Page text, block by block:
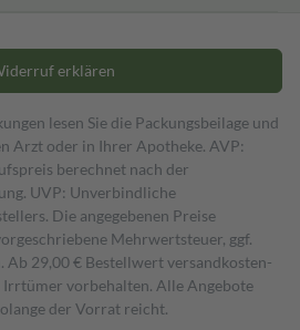
erklären
lesen Sie die Packungsbeilage und
Arzt oder in Ihrer Apotheke. AVP:
berechnet nach der
UVP: Unverbindliche
Die angegebenen Preise
Mehrwertsteuer, ggf.
Ab 29,00 € Bestell­wert versand­kosten­
vorbehalten. Alle Angebote
der Vorrat reicht.